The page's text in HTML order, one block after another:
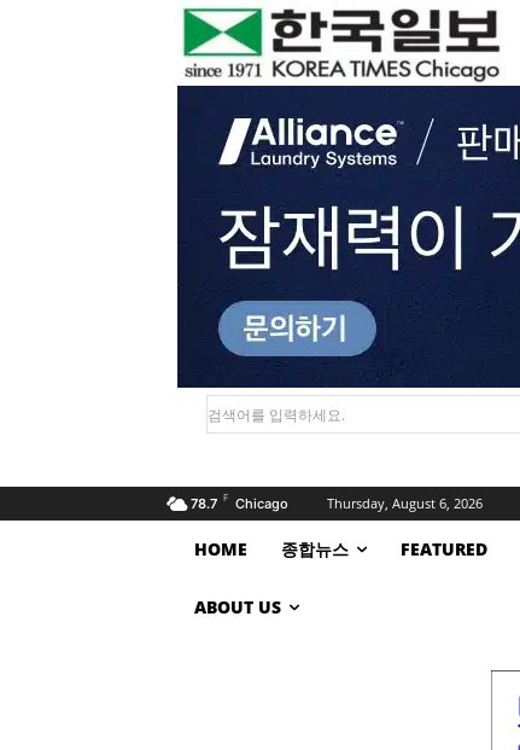
검색어를 입력하세요.
78.7 F Chicago Thursday, August 6, 2026
HOME 종합뉴스 FEATURED
ABOUT US